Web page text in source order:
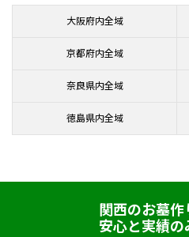
大阪府内全域
京都府内全域
奈良県内全域
徳島県内全域
関西のお墓作
安心と実績の